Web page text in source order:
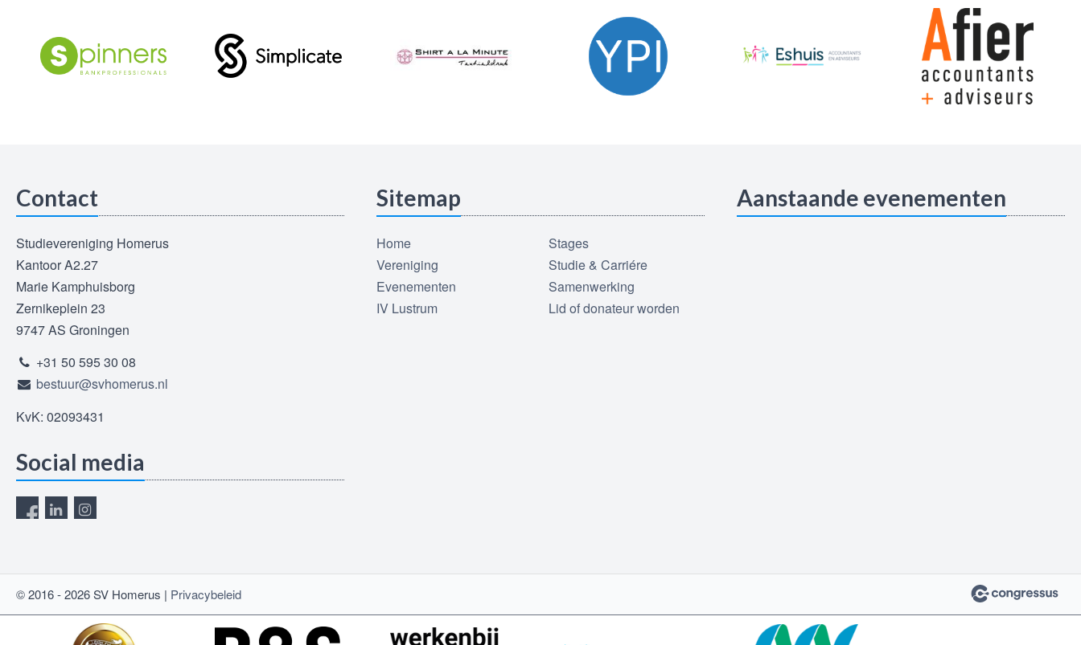
Contact
Studievereniging Homerus
Kantoor A2.27
Marie Kamphuisborg
Zernikeplein 23
9747 AS Groningen
+31 50 595 30 08
bestuur@svhomerus.nl
KvK: 02093431
Social media
Sitemap
Home
Vereniging
Evenementen
IV Lustrum
Stages
Studie & Carriére
Samenwerking
Lid of donateur worden
Aanstaande evenementen
© 2016 - 2026 SV Homerus | Privacybeleid